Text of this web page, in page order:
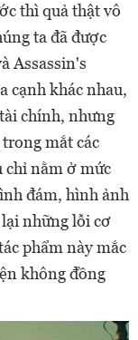
thì quả thật vô
ta đã được
Assassin's
cạnh khác nhau,
chính, nhưng
mắt các
chỉ nằm ở mức
đám, hình ảnh
những lỗi cơ
phẩm này mắc
không đồng